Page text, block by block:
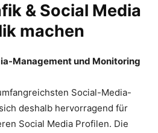
& Social Media
machen
Management und Monitoring
Social-Media-
deshalb hervorragend für
Social Media Profilen. Die